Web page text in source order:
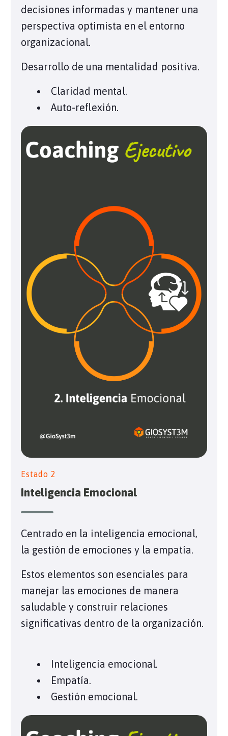
decisiones informadas y mantener una
perspectiva optimista en el entorno
organizacional.
Desarrollo de una mentalidad positiva.
Claridad mental.
Auto-reflexión.
Estado 2
Inteligencia Emocional
Centrado en la inteligencia emocional,
la gestión de emociones y la empatía.
Estos elementos son esenciales para
manejar las emociones de manera
saludable y construir relaciones
significativas dentro de la organización.
Inteligencia emocional.
Empatía.
Gestión emocional.